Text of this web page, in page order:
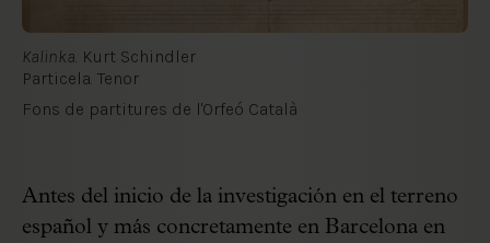
Kalinka. Kurt Schindler
Particela. Tenor
Fons de partitures de l'Orfeó Català
Antes del inicio de la investigación en el terreno
español y más concretamente en Barcelona en